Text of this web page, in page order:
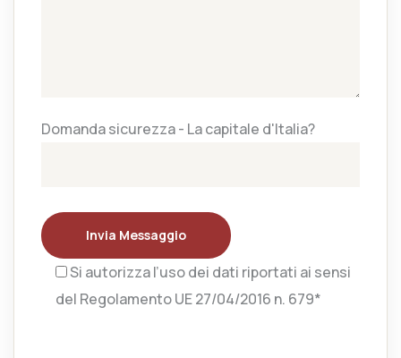
Domanda sicurezza - La capitale d'Italia?
Invia Messaggio
Si autorizza l’uso dei dati riportati ai sensi
del Regolamento UE 27/04/2016 n. 679*